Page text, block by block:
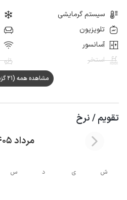
سیستم گرمایشی
تلویزیون
آسانسور
استخر
مشاهده همه (21 گزینه)
تقویم / نرخ
مرداد 1405
ش ی د س